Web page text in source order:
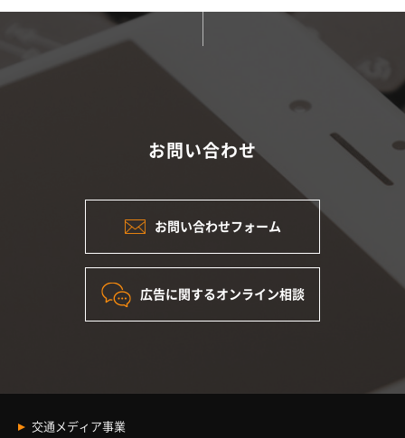
お問い合わせ
お問い合わせフォーム
広告に関するオンライン相談
交通メディア事業